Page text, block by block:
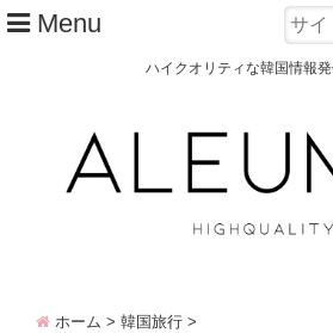
Menu
ALEUM TOWNとは？
ハイクオリティな韓国情報発
ホーム > 韓国旅行 >